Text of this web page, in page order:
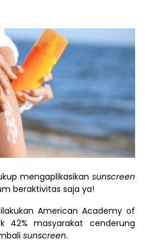
mengaplikasikan sunscreen
beraktivitas saja ya!
American Academy of
42% masyarakat cenderung
sunscreen.